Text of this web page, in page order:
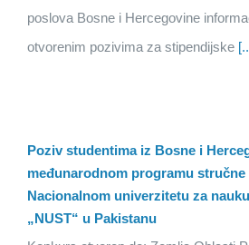
poslova Bosne i Hercegovine
otvorenim pozivima za stipendijske
Poziv studentima iz Bosne i
međunarodnom programu stručne
Nacionalnom univerzitetu za
„NUST“ u Pakistanu